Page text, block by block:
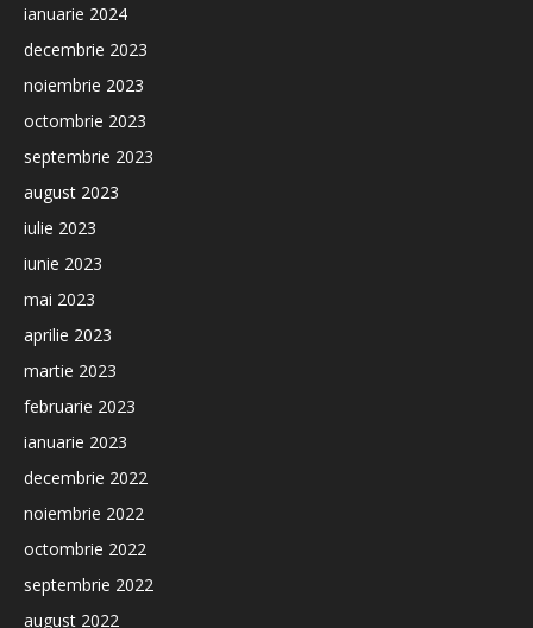
ianuarie 2024
decembrie 2023
noiembrie 2023
octombrie 2023
septembrie 2023
august 2023
iulie 2023
iunie 2023
mai 2023
aprilie 2023
martie 2023
februarie 2023
ianuarie 2023
decembrie 2022
noiembrie 2022
octombrie 2022
septembrie 2022
august 2022